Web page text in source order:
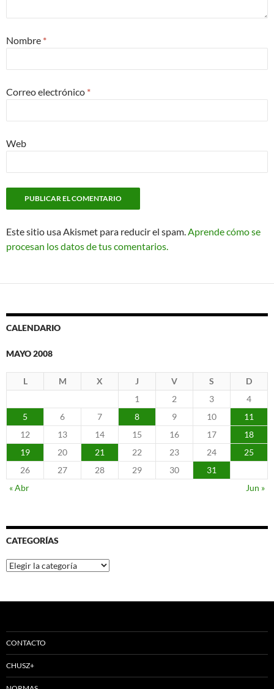
Nombre *
Correo electrónico *
Web
Este sitio usa Akismet para reducir el spam.Aprende cómo se
procesan los datos de tus comentarios.
CALENDARIO
MAYO 2008
L M X J V S
D
1
2 3
4
5
6 7 8 9 10
11
12
13 14 15 16 17
18
19
20 21 22 23 24
25
26
27 28 29 30
31
« Abr
Jun »
CATEGORÍAS
Categorías
CONTACTO
CHUSZ+